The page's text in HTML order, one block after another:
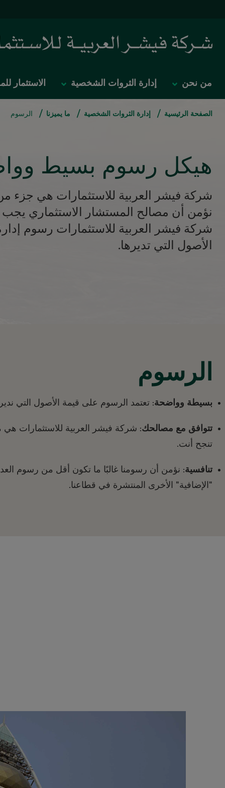
من نحن إدارة الثروات الشخصية الاستثمار
الصفحة الرئيسية / إدارة الثروات الشخصية / ما يميزنا / الرسوم
هيكل رسوم بسيط
شركة فيشر العربية للاستثمارات هي جزء
نؤمن أن مصالح المستشار الاستثماري
شركة فيشر العربية للاستثمارات رسوم
الأصول التي تديرها.
الرسوم
بسيطة وواضحة: تعتمد الرسوم على قيمة الأصول التي
تتوافق مع مصالحك: شركة فيشر العربية للاستثمارات
تنجح أنت.
تنافسية: نؤمن أن رسومنا غالبًا ما تكون أقل من رسوم
"الإضافية" الأخرى المنتشرة في قطاعنا.